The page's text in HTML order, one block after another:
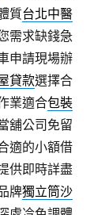
質台北中醫
需求缺錢急
申請現場辦
貸款選擇合
業適合包裝
舖公司免留
適的小額借
供即時詳盡
牌獨立筒沙